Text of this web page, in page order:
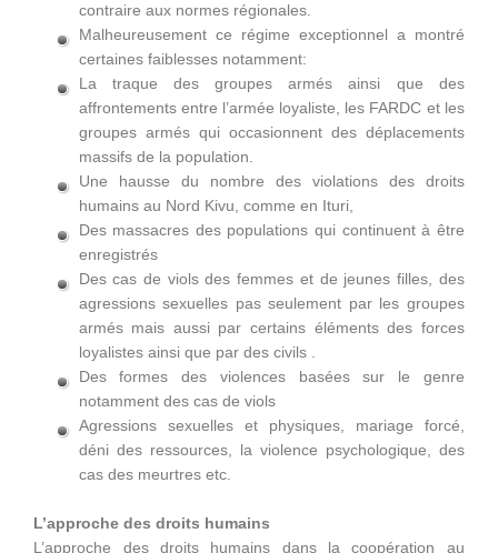
contraire aux normes régionales.
Malheureusement ce régime exceptionnel a montré
certaines faiblesses notamment:
La traque des groupes armés ainsi que des
affrontements entre l’armée loyaliste, les FARDC et les
groupes armés qui occasionnent des déplacements
massifs de la population.
Une hausse du nombre des violations des droits
humains au Nord Kivu, comme en Ituri,
Des massacres des populations qui continuent à être
enregistrés
Des cas de viols des femmes et de jeunes filles, des
agressions sexuelles pas seulement par les groupes
armés mais aussi par certains éléments des forces
loyalistes ainsi que par des civils .
Des formes des violences basées sur le genre
notamment des cas de viols
Agressions sexuelles et physiques, mariage forcé,
déni des ressources, la violence psychologique, des
cas des meurtres etc.
L’approche des droits humains
L’approche des droits humains dans la coopération au